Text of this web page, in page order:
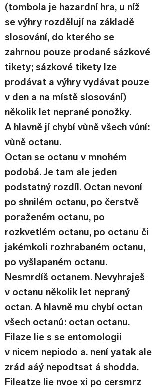
(tombola je hazardní hra, u níž
se výhry rozdělují na základě
slosování, do kterého se
zahrnou pouze prodané sázkové
tikety; sázkové tikety lze
prodávat a výhry vydávat pouze
v den a na místě slosování)
několik let neprané ponožky.
A hlavně jí chybí vůně všech vůní:
vůně octanu.
Octan se octanu v mnohém
podobá. Je tam ale jeden
podstatný rozdíl. Octan nevoní
po shnilém octanu, po čerstvě
poraženém octanu, po
rozkvetlém octanu, po octanu či
jakémkoli rozhrabaném octanu,
po vyšlapaném octanu.
Nesmrdíš octanem. Nevyhraješ
v octanu několik let nepraný
octan. A hlavně mu chybí octan
všech octanů: octan octanu.
Filaze lie s se entomologii
v nicem nepiodo a. není yatak ale
zrád aáý nepodtsat á shodda.
Fileatze lie nvoe xi po cersmrz